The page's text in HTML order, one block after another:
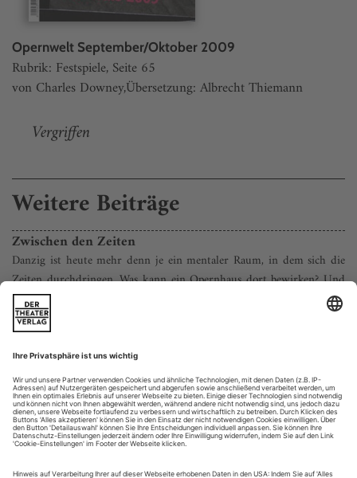
Opernwelt September/Oktober 2009
Rubrik: Festspiele, Seite 65
von Charles Downey,Übersetzung: Albrecht Thiemann
Vergriffen
Weitere Beiträge
Zwischen den Zeiten
Danzig ist heute mehr denn je ein mentaler Raum, in dem sich die
Zeiten durchdringen. Was kann ein Opernhaus dort bewirken? Und
wie? Und was ist eigentlich mit der Waldoper von Zoppot, die vor
genau hundert Jahren eröffnet wurde?
Vor Danzigs neuester und bewegendster Sehenswürdigkeit
dorthin. Vor den Wällen der alten Stadtbefestigung, eingekeilt
zwischen Busbahnhof und Stadtautobahn, liegt der «Friedhof
der nichtexistierenden Friedhöfe». Ein kleines Stück Ruhe
inmitten des Verkehrsgetümmels. Buchen und Eichen,
dazwischen Steinsäulen,...